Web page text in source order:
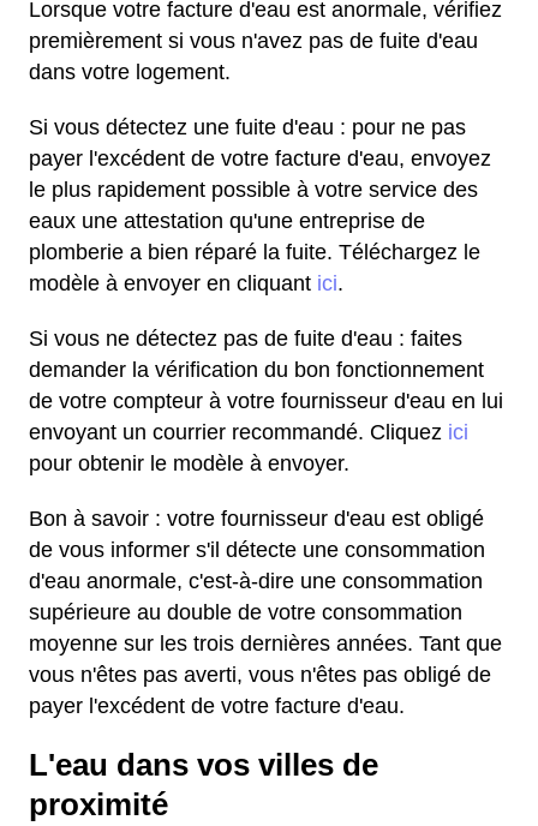
Lorsque votre facture d'eau est anormale, vérifiez
premièrement si vous n'avez pas de fuite d'eau
dans votre logement.
Si vous détectez une fuite d'eau : pour ne pas
payer l'excédent de votre facture d'eau, envoyez
le plus rapidement possible à votre service des
eaux une attestation qu'une entreprise de
plomberie a bien réparé la fuite. Téléchargez le
modèle à envoyer en cliquant ici.
Si vous ne détectez pas de fuite d'eau : faites
demander la vérification du bon fonctionnement
de votre compteur à votre fournisseur d'eau en lui
envoyant un courrier recommandé. Cliquez ici
pour obtenir le modèle à envoyer.
Bon à savoir : votre fournisseur d'eau est obligé
de vous informer s'il détecte une consommation
d'eau anormale, c'est-à-dire une consommation
supérieure au double de votre consommation
moyenne sur les trois dernières années. Tant que
vous n'êtes pas averti, vous n'êtes pas obligé de
payer l'excédent de votre facture d'eau.
L'eau dans vos villes de
proximité